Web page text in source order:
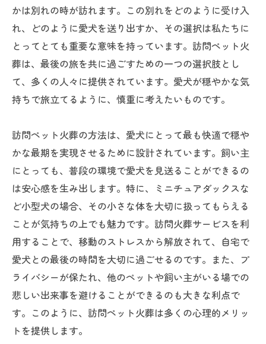
かは別れの時が訪れます。この別れをどのように受け入
れ、どのように愛犬を送り出すか、その選択は私たちに
とってとても重要な意味を持っています。訪問ペット火
葬は、最後の旅を共に過ごすための一つの選択肢とし
て、多くの人々に提供されています。愛犬が穏やかな気
持ちで旅立てるように、慎重に考えたいものです。
訪問ペット火葬の方法は、愛犬にとって最も快適で穏や
かな最期を実現させるために設計されています。飼い主
にとっても、普段の環境で愛犬を見送ることができるの
は安心感を生み出します。特に、ミニチュアダックスな
ど小型犬の場合、その小さな体を大切に扱ってもらえる
ことが気持ちの上でも魅力です。訪問火葬サービスを利
用することで、移動のストレスから解放されて、自宅で
愛犬との最後の時間を大切に過ごせるのです。また、プ
ライバシーが保たれ、他のペットや飼い主がいる場での
悲しい出来事を避けることができるのも大きな利点で
す。このように、訪問ペット火葬は多くの心理的メリッ
トを提供します。